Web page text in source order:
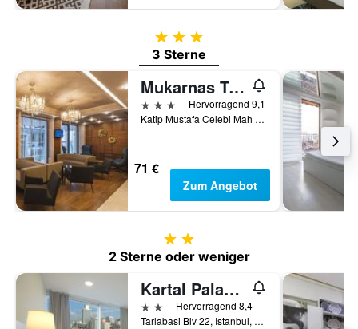
3 Sterne
3 Sterne
Mukarnas Taksim Hotel
3 Sterne
Hervorragend 9,1
Katip Mustafa Celebi Mah Ipek Sk Taksim Be, 6, Istanbul, Türkei
71 €
Zum Angebot
2 Sterne
2 Sterne oder weniger
Kartal Palace Taksim Square Family Hotel
2 SterneHervorragend 8,4
Tarlabasi Blv 22, Istanbul, Türkei